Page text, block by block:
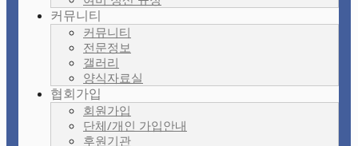
커뮤니티
커뮤니티
전문정보
갤러리
양식자료실
협회가입
회원가입
단체/개인 가입안내
후원기관